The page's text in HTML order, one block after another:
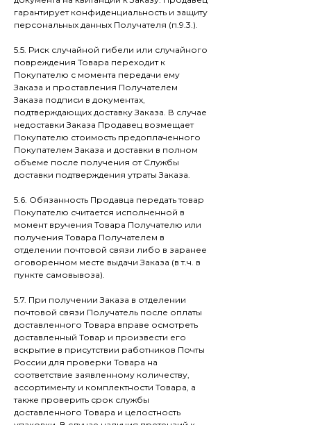
гарантирует конфиденциальность и защиту
персональных данных Получателя (п.9.3.).
5.5. Риск случайной гибели или случайного
повреждения Товара переходит к
Покупателю с момента передачи ему
Заказа и проставления Получателем
Заказа подписи в документах,
подтверждающих доставку Заказа. В случае
недоставки Заказа Продавец возмещает
Покупателю стоимость предоплаченного
Покупателем Заказа и доставки в полном
объеме после получения от Службы
доставки подтверждения утраты Заказа.
5.6. Обязанность Продавца передать товар
Покупателю считается исполненной в
момент вручения Товара Получателю или
получения Товара Получателем в
отделении почтовой связи либо в заранее
оговоренном месте выдачи Заказа (в т.ч. в
пункте самовывоза).
5.7. При получении Заказа в отделении
почтовой связи Получатель после оплаты
доставленного Товара вправе осмотреть
доставленный Товар и произвести его
вскрытие в присутствии работников Почты
России для проверки Товара на
соответствие заявленному количеству,
ассортименту и комплектности Товара, а
также проверить срок службы
доставленного Товара и целостность